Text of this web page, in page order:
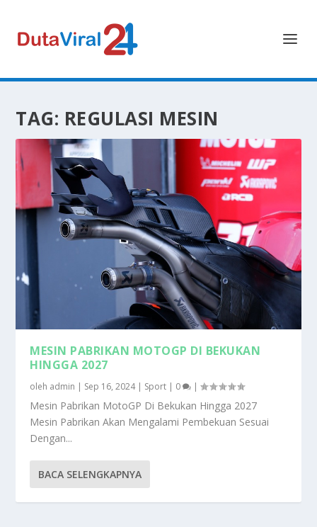
TAG: REGULASI MESIN
MESIN PABRIKAN MOTOGP DI BEKUKAN
HINGGA 2027
oleh admin | Sep 16, 2024| Sport | 0 |
Mesin Pabrikan MotoGP Di Bekukan Hingga 2027
Mesin Pabrikan Akan Mengalami Pembekuan Sesuai
Dengan...
BACA SELENGKAPNYA